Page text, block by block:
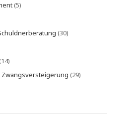
(5)
(30)
(29)